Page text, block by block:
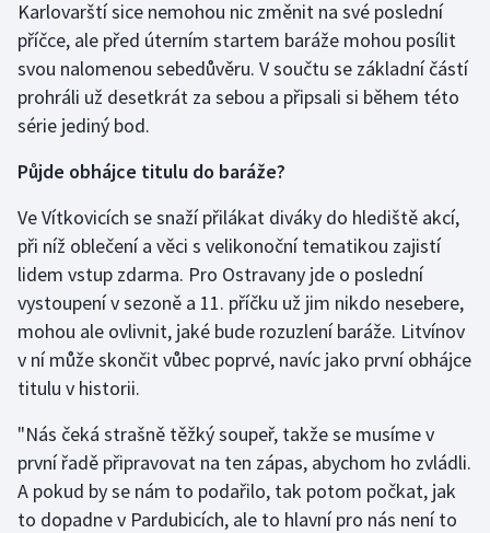
Ostatní
Karlovarští sice nemohou nic změnit na své poslední
příčce, ale před úterním startem baráže mohou posílit
svou nalomenou sebedůvěru. V součtu se základní částí
prohráli už desetkrát za sebou a připsali si během této
série jediný bod.
Půjde obhájce titulu do baráže?
Ve Vítkovicích se snaží přilákat diváky do hlediště akcí,
při níž oblečení a věci s velikonoční tematikou zajistí
lidem vstup zdarma. Pro Ostravany jde o poslední
vystoupení v sezoně a 11. příčku už jim nikdo nesebere,
mohou ale ovlivnit, jaké bude rozuzlení baráže. Litvínov
v ní může skončit vůbec poprvé, navíc jako první obhájce
titulu v historii.
"Nás čeká strašně těžký soupeř, takže se musíme v
první řadě připravovat na ten zápas, abychom ho zvládli.
A pokud by se nám to podařilo, tak potom počkat, jak
to dopadne v Pardubicích, ale to hlavní pro nás není to